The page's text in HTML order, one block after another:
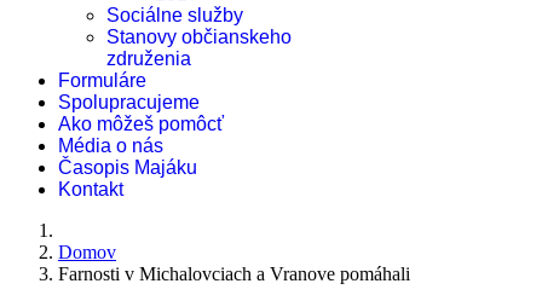
Sociálne služby
Stanovy občianskeho
združenia
Formuláre
Spolupracujeme
Ako môžeš pomôcť
Média o nás
Časopis Majáku
Kontakt
Domov
Farnosti v Michalovciach a Vranove pomáhali